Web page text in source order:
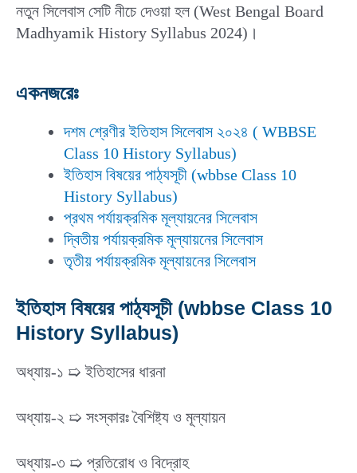
নতুন সিলেবাস সেটি নীচে দেওয়া হল (West Bengal Board
Madhyamik History Syllabus 2024)।
একনজরেঃ
দশম শ্রেণীর ইতিহাস সিলেবাস ২০২৪ ( WBBSE
Class 10 History Syllabus)
ইতিহাস বিষয়ের পাঠ্যসূচী (wbbse Class 10
History Syllabus)
প্রথম পর্যায়ক্রমিক মূল্যায়নের সিলেবাস
দ্বিতীয় পর্যায়ক্রমিক মূল্যায়নের সিলেবাস
তৃতীয় পর্যায়ক্রমিক মূল্যায়নের সিলেবাস
ইতিহাস বিষয়ের পাঠ্যসূচী (wbbse Class 10
History Syllabus)
অধ্যায়-১ ➯ ইতিহাসের ধারনা
অধ্যায়-২ ➯ সংস্কারঃ বৈশিষ্ট্য ও মূল্যায়ন
অধ্যায়-৩ ➯ প্রতিরোধ ও বিদ্রোহ